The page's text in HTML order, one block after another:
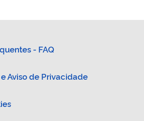
- FAQ
Aviso de Privacidade